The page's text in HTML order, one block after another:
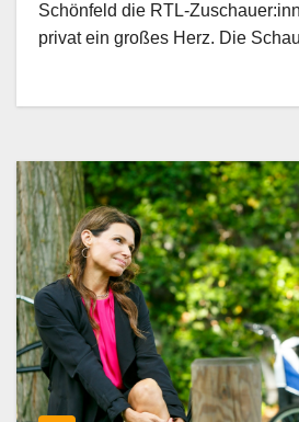
Schönfeld die RTL-
privat ein großes Herz. Die